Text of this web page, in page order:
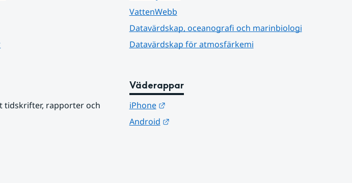
VattenWebb
Datavärdskap, oceanografi och marinbiologi
Datavärdskap för atmosfärkemi
tidskrifter, rapporter och
Väderappar
iPhone
Länk till annan webbplats.
Android
Länk till annan webbplats.